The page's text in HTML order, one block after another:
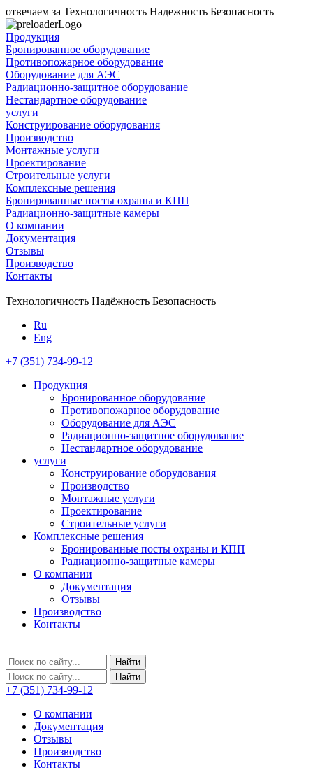
отвечаем за Технологичность Надежность Безопасность
Продукция
Бронированное оборудование
Противопожарное оборудование
Оборудование для АЭС
Радиационно-защитное оборудование
Нестандартное оборудование
услуги
Конструирование оборудования
Производство
Монтажные услуги
Проектирование
Строительные услуги
Комплексные решения
Бронированные посты охраны и КПП
Радиационно-защитные камеры
О компании
Документация
Отзывы
Производство
Контакты
Технологичность Надёжность Безопасность
Ru
Eng
+7 (351) 734-99-12
Продукция
Бронированное оборудование
Противопожарное оборудование
Оборудование для АЭС
Радиационно-защитное оборудование
Нестандартное оборудование
услуги
Конструирование оборудования
Производство
Монтажные услуги
Проектирование
Строительные услуги
Комплексные решения
Бронированные посты охраны и КПП
Радиационно-защитные камеры
О компании
Документация
Отзывы
Производство
Контакты
+7 (351) 734-99-12
О компании
Документация
Отзывы
Производство
Контакты